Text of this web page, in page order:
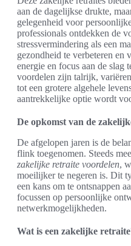
aan de dagelijkse drukte,
gelegenheid voor
professionals ontdekken de
stressvermindering als een
gezondheid te verbeteren en
energie en focus aan de slag
voordelen zijn talrijk,
tot een grotere algehele
aantrekkelijke optie wordt
De opkomst van de
De afgelopen jaren is de
flink toegenomen. Steeds
zakelijke retraite voordelen,
moeilijker te negeren is. Dit
een kans om te ontsnappen
focussen op persoonlijke
netwerkmogelijkheden.
Wat is een zakelijke